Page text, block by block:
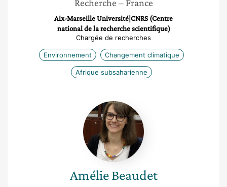
Recherche – France
Aix-Marseille Université|CNRS (Centre
national de la recherche scientifique)
Chargée de recherches
Environnement Changement climatique
Afrique subsaharienne
Amélie
Beaudet
Amélie Beaudet